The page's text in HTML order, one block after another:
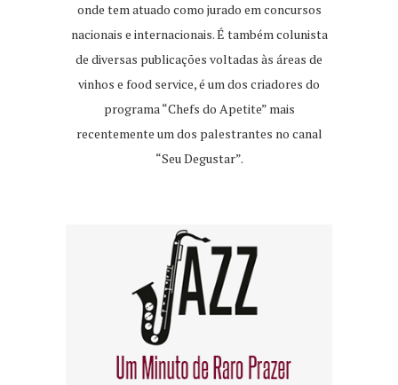
onde tem atuado como jurado em concursos
nacionais e internacionais. É também colunista
de diversas publicações voltadas às áreas de
vinhos e food service, é um dos criadores do
programa “Chefs do Apetite” mais
recentemente um dos palestrantes no canal
“Seu Degustar”.